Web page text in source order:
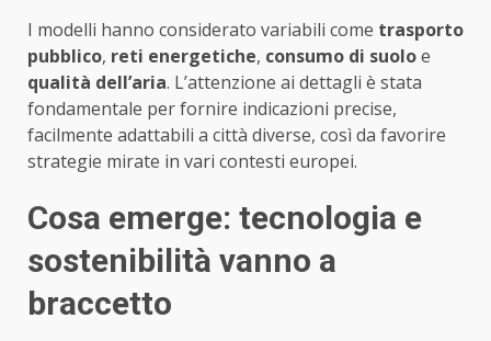
I modelli hanno considerato variabili come trasporto
pubblico, reti energetiche, consumo di suoloe
qualità dell’aria. L’attenzione ai dettagli è stata
fondamentale per fornire indicazioni precise,
facilmente adattabili a città diverse, così da favorire
strategie mirate in vari contesti europei.
Cosa emerge: tecnologia e
sostenibilità vanno a
braccetto